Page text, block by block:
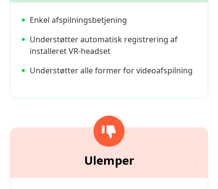
Enkel afspilningsbetjening
Understøtter automatisk registrering af
installeret VR-headset
Understøtter alle former for videoafspilning
Ulemper